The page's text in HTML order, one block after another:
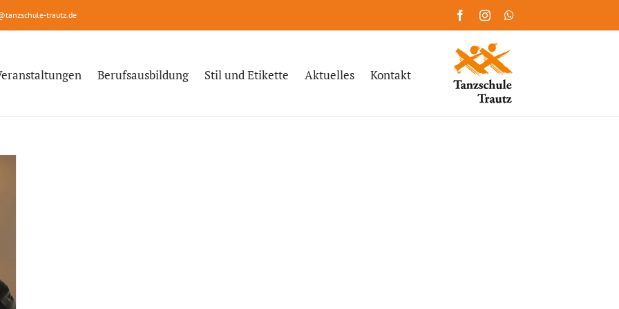
trautz.de FacebookInstagram
Berufsausbildung Stil und Etikette Aktuelles Kontakt